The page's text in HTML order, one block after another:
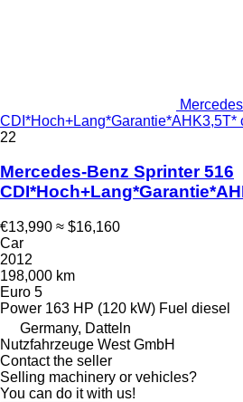
CDI*Hoch+Lang*Garantie*AHK3,5T*
22
Mercedes-Benz Sprinter 516
€13,990 ≈ $16,160
Car
2012
198,000 km
Euro 5
Power 163 HP (120 kW) Fuel diesel
Germany, Datteln
Nutzfahrzeuge West GmbH
Contact the seller
Selling machinery or vehicles?
You can do it with us!